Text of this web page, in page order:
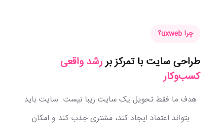
چرا uxweb؟
طراحی سایت با تمرکز بررشد واقعی
کسب‌وکار
هدف ما فقط تحویل یک سایت زیبا نیست. سایت باید
بتواند اعتماد ایجاد کند، مشتری جذب کند و امکان